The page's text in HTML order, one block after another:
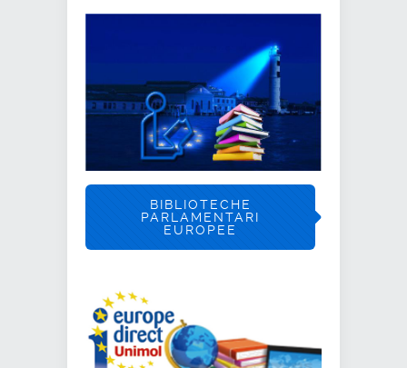
BIBLIOTECHE
PARLAMENTARI
EUROPEE